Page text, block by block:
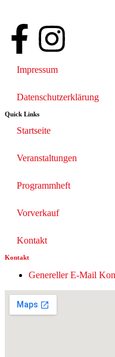
Impressum
Datenschutzerklärung
Quick Links
Startseite
Veranstaltungen
Programmheft
Vorverkauf
Kontakt
Kontakt
Genereller E-Mail